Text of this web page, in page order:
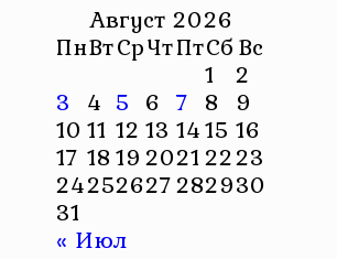
Август 2026
ПнВтСрЧтПтСбВс
1 2
3 4 5 6 7 8 9
10 11 12 13 1415 16
17 181920212223
24252627282930
31
« Июл